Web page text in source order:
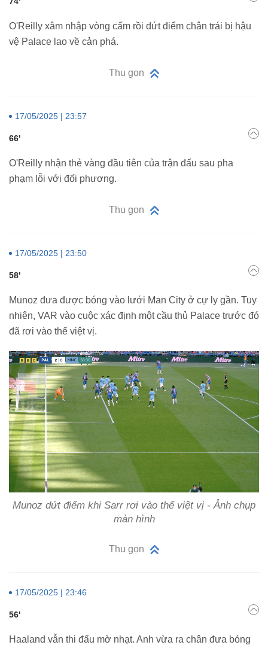
O'Reilly xâm nhập vòng cấm rồi dứt điểm chân trái bị hậu
vệ Palace lao về cản phá.
Thu gọn
17/05/2025 | 23:57
66'
O'Reilly nhận thẻ vàng đầu tiên của trận đấu sau pha
phạm lỗi với đối phương.
Thu gọn
17/05/2025 | 23:50
58'
Munoz đưa được bóng vào lưới Man City ở cự ly gần. Tuy
nhiên, VAR vào cuộc xác định một cầu thủ Palace trước đó
đã rơi vào thế việt vị.
Munoz dứt điểm khi Sarr rơi vào thế việt vị - Ảnh chụp
màn hình
Thu gọn
17/05/2025 | 23:46
56'
Haaland vẫn thi đấu mờ nhạt. Anh vừa ra chân đưa bóng